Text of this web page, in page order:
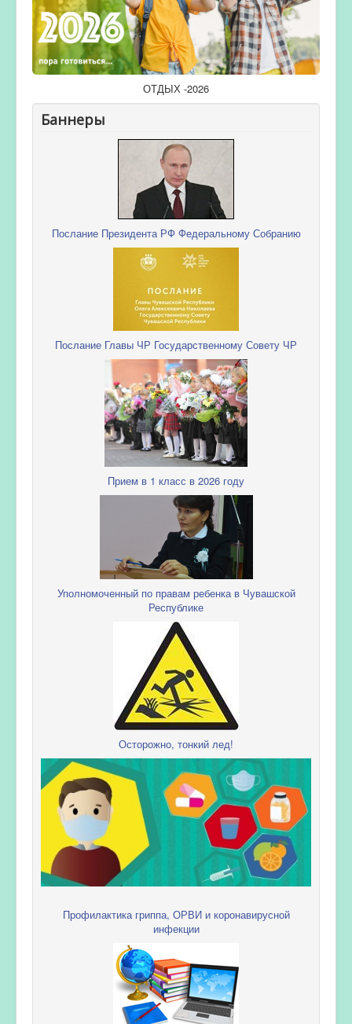
ОТДЫХ -2026
Баннеры
Послание Президента РФ Федеральному Собранию
Послание Главы ЧР Государственному Совету ЧР
Прием в 1 класс в 2026 году
Уполномоченный по правам ребенка в Чувашской
Республике
Осторожно, тонкий лед!
Профилактика гриппа, ОРВИ и коронавирусной
инфекции